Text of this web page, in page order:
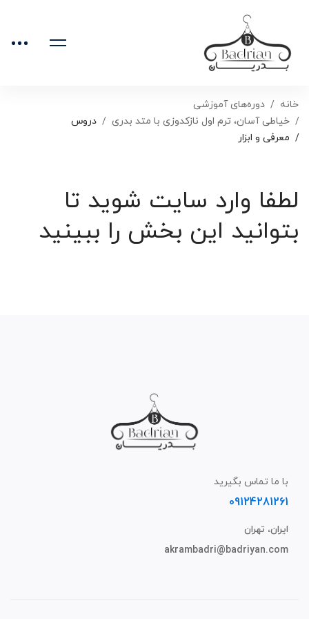
خانه
دوره‌های آموزشی
خیاطی آسان، ترم اول نازکدوزی با متد بدری
دروس
معرفی و ابزار
لطفا وارد سایت شوید تا
بتوانید این بخش را ببینید
با ما تماس بگیرید
09124281261
ایران، تهران
akrambadri@badriyan.com